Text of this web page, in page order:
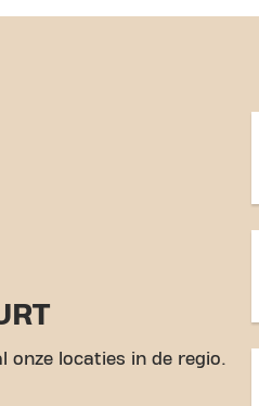
onze locaties in de regio.